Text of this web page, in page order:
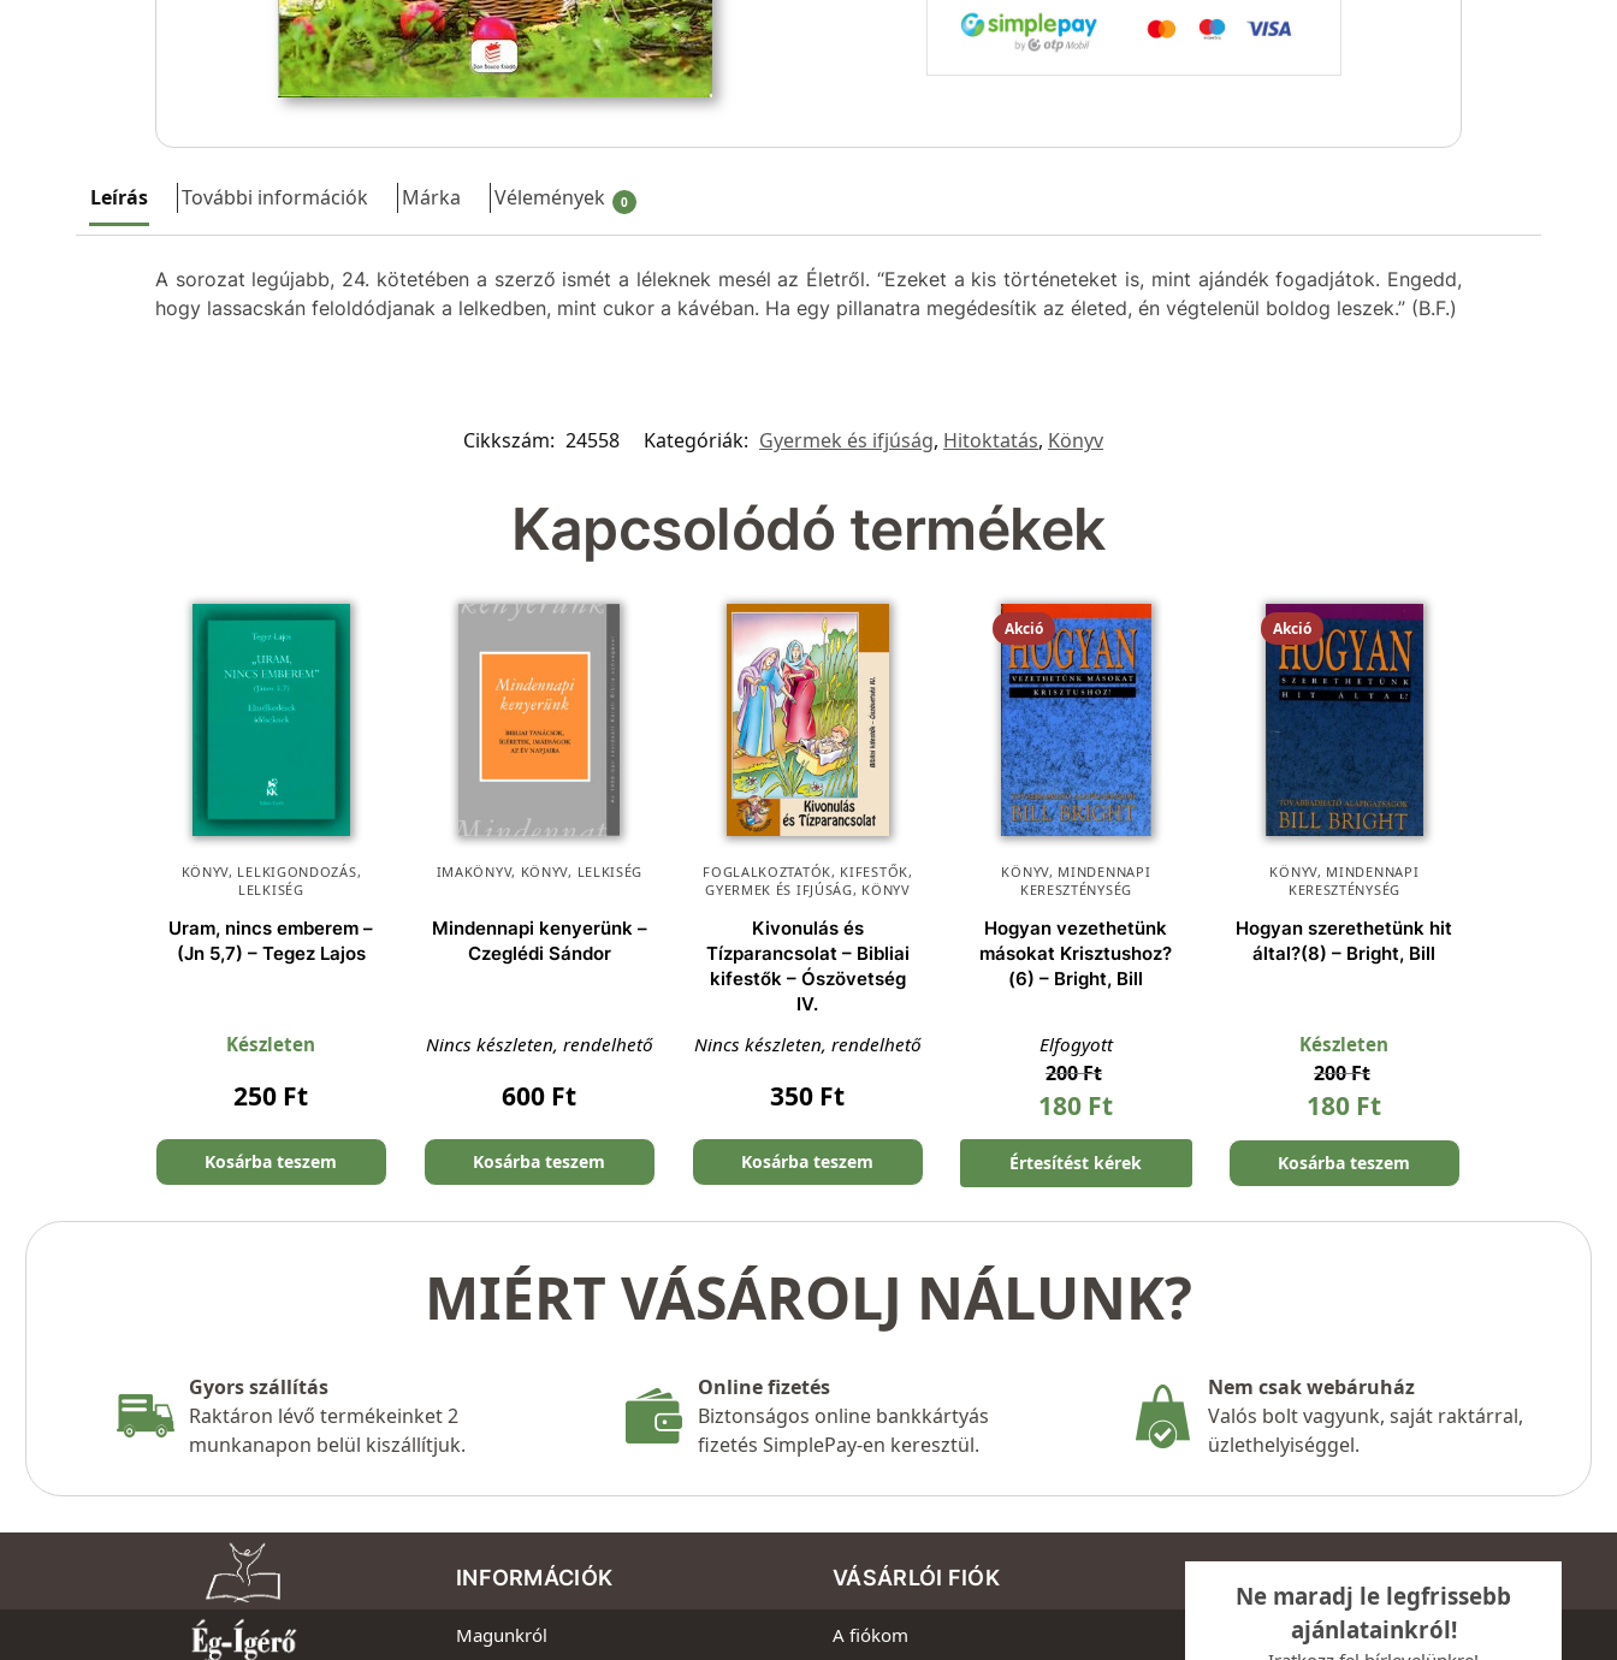
Leírás További információk Márka Vélemények 0
A sorozat legújabb, 24. kötetében a szerző ismét a léleknek mesél az Életről. “Ezeket a kis történeteket is, mint ajándék fogadjátok. Engedd,
hogy lassacskán feloldódjanak a lelkedben, mint cukor a kávéban. Ha egy pillanatra megédesítik az életed, én végtelenül boldog leszek.” (B.F.)
Cikkszám: 24558 Kategóriák: Gyermek és ifjúság, Hitoktatás, Könyv
Kapcsolódó termékek
KÖNYV, LELKIGONDOZÁS,
LELKISÉG
Uram, nincs emberem –
(Jn 5,7) – Tegez Lajos
Készleten
250 Ft
Kosárba teszem
IMAKÖNYV, KÖNYV, LELKISÉG
Mindennapi kenyerünk –
Czeglédi Sándor
Nincs készleten, rendelhető
600 Ft
Kosárba teszem
FOGLALKOZTATÓK, KIFESTŐK,
GYERMEK ÉS IFJÚSÁG, KÖNYV
Kivonulás és
Tízparancsolat – Bibliai
kifestők – Ószövetség
IV.
Nincs készleten, rendelhető
350 Ft
Kosárba teszem
Akció
KÖNYV, MINDENNAPI
KERESZTÉNYSÉG
Hogyan vezethetünk
másokat Krisztushoz?
(6) – Bright, Bill
Elfogyott
200Ft
180 Ft
Értesítést kérek
Akció
KÖNYV, MINDENNAPI
KERESZTÉNYSÉG
Hogyan szerethetünk hit
által?(8) – Bright, Bill
Készleten
200Ft
180 Ft
Kosárba teszem
MIÉRT VÁSÁROLJ NÁLUNK?
Gyors szállítás
Raktáron lévő termékeinket 2
munkanapon belül kiszállítjuk.
Online fizetés
Biztonságos online bankkártyás
fizetés SimplePay-en keresztül.
Nem csak webáruház
Valós bolt vagyunk, saját raktárral,
üzlethelyiséggel.
INFORMÁCIÓK
Magunkról
VÁSÁRLÓI FIÓK
A fiókom
Ne maradj le legfrissebb
ajánlatainkról!